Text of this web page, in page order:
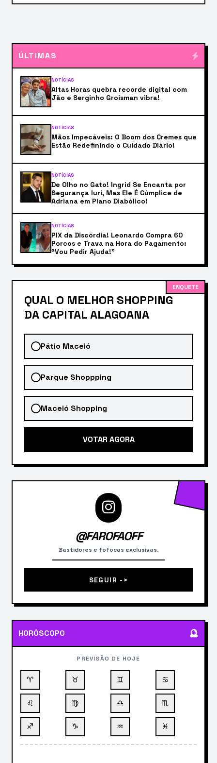
ÚLTIMAS
NOTÍCIAS
Altas Horas quebra recorde digital com
Jão e Serginho Groisman vibra!
NOTÍCIAS
Mãos Impecáveis: O Boom dos Cremes que
Estão Redefinindo o Cuidado Diário!
NOTÍCIAS
De Olho no Gato! Ingrid Se Encanta por
Segurança Iuri, Mas Ele É Cúmplice de
Adriana em Plano Diabólico!
NOTÍCIAS
PIX da Discórdia! Leonardo Compra 60
Porcos e Trava na Hora do Pagamento:
“Vou Pedir Ajuda!”
ENQUETE
QUAL O MELHOR SHOPPING
DA CAPITAL ALAGOANA
Pátio Maceió
Parque Shoppping
Maceió Shopping
VOTAR AGORA
@FAROFAOFF
Bastidores e fofocas exclusivas.
SEGUIR ->
HORÓSCOPO 🔮
PREVISÃO DE HOJE
♈ ♉ ♊ ♋
♌ ♍ ♎ ♏
♐ ♑ ♒ ♓